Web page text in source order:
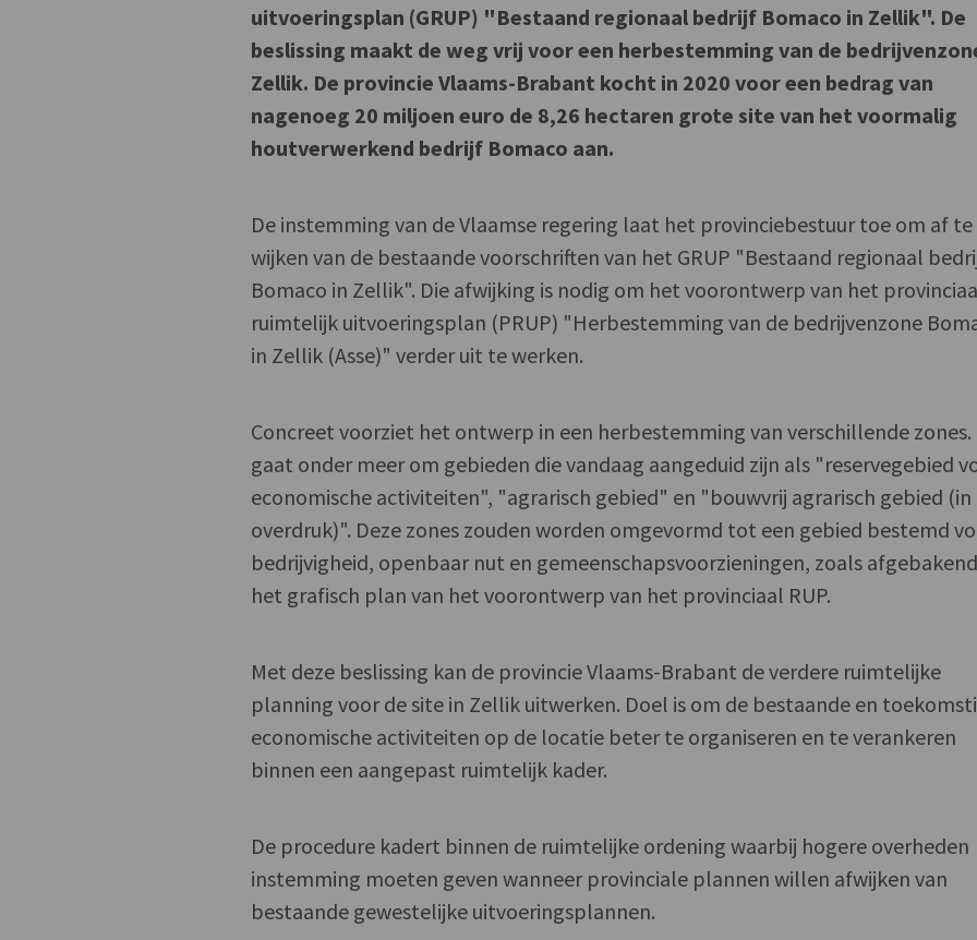
uitvoeringsplan (GRUP) "Bestaand regionaal bedrijf Bomaco in Zellik". De
beslissing maakt de weg vrij voor een herbestemming van de
Zellik. De provincie Vlaams-Brabant kocht in 2020 voor een bedrag van
nagenoeg 20 miljoen euro de 8,26 hectaren grote site van het voormalig
houtverwerkend bedrijf Bomaco aan.
De instemming van de Vlaamse regering laat het provinciebestuur toe om af te
wijken van de bestaande voorschriften van het GRUP "Bestaand regionaal
Bomaco in Zellik". Die afwijking is nodig om het voorontwerp van het
ruimtelijk uitvoeringsplan (PRUP) "Herbestemming van de bedrijvenzone
in Zellik (Asse)" verder uit te werken.
Concreet voorziet het ontwerp in een herbestemming van verschillende
gaat onder meer om gebieden die vandaag aangeduid zijn als "reservegebied
economische activiteiten", "agrarisch gebied" en "bouwvrij agrarisch gebied (in
overdruk)". Deze zones zouden worden omgevormd tot een gebied bestemd
bedrijvigheid, openbaar nut en gemeenschapsvoorzieningen, zoals
het grafisch plan van het voorontwerp van het provinciaal RUP.
Met deze beslissing kan de provincie Vlaams-Brabant de verdere ruimtelijke
planning voor de site in Zellik uitwerken. Doel is om de bestaande en
economische activiteiten op de locatie beter te organiseren en te verankeren
binnen een aangepast ruimtelijk kader.
De procedure kadert binnen de ruimtelijke ordening waarbij hogere overheden
instemming moeten geven wanneer provinciale plannen willen afwijken van
bestaande gewestelijke uitvoeringsplannen.